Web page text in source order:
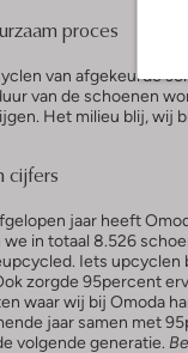
proces
van afgekeurde
van de schoenen
Het milieu blij, wij
cijfers
jaar heeft
we in totaal 8.526
Iets
zorgde 95percent
waar wij bij Omoda
jaar samen met
volgende generatie.